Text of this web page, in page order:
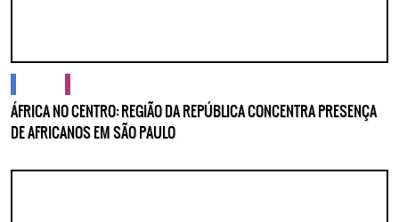
ÁFRICA NO CENTRO: REGIÃO DA REPÚBLICA CONCENTRA PRESENÇA
DE AFRICANOS EM SÃO PAULO